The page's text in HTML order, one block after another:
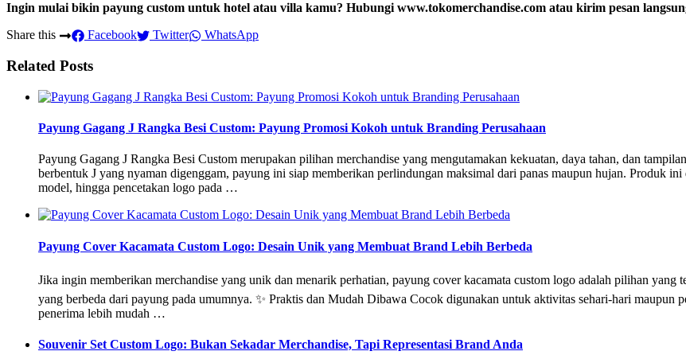
Ingin mulai bikin payung custom untuk hotel atau villa kamu? Hubungiwww.tokomerchandise.com atau kirim pesan
Share this
Facebook Twitter WhatsApp
Related Posts
Payung Gagang J Rangka Besi Custom: Payung Promosi Kokoh untuk Branding Perusahaan
Payung Gagang J Rangka Besi Custom merupakan pilihan merchandise yang mengutamakan kekuatan, daya tahan, dan
berbentuk J yang nyaman digenggam, payung ini siap memberikan perlindungan maksimal dari panas maupun hujan. Produk
model, hingga pencetakan logo pada …
Payung Cover Kacamata Custom Logo: Desain Unik yang Membuat Brand Lebih Berbeda
Jika ingin memberikan merchandise yang unik dan menarik perhatian, payung cover kacamata custom logo adalah pilihan
yang berbeda dari payung pada umumnya. ✨ Praktis dan Mudah Dibawa Cocok digunakan untuk aktivitas sehari-hari
penerima lebih mudah …
Souvenir Set Custom Logo: Bukan Sekadar Merchandise, Tapi Representasi Brand Anda